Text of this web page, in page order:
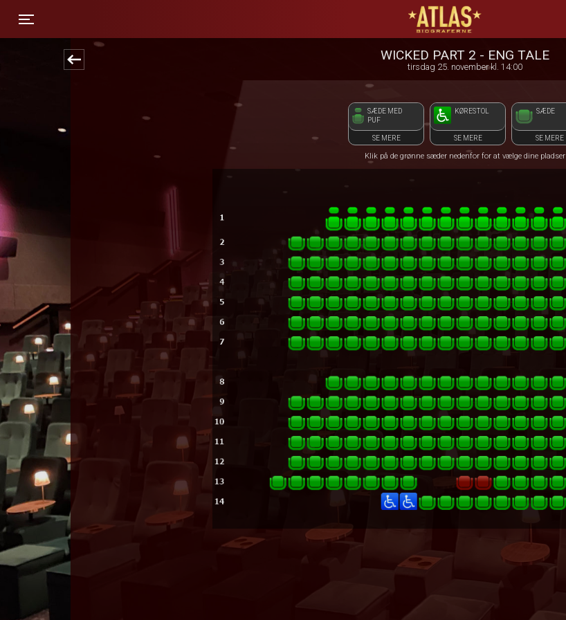
ATLAS Biograferne
WICKED PART 2 - ENG TALE
tirsdag 25. november kl. 14:00
SÆDE MED
PUF
SE MERE
KØRESTOL
SE MERE
SÆDE
SE MERE
Klik på de grønne sæder nedenfor for at vælge dine pladser
front05-temp 111555